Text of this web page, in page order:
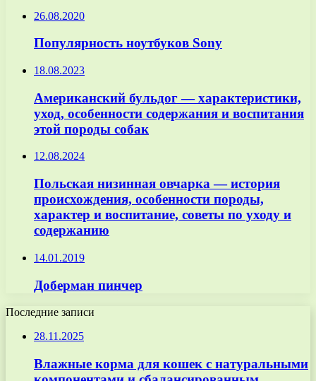
26.08.2020
Популярность ноутбуков Sony
18.08.2023
Американский бульдог — характеристики,
уход, особенности содержания и воспитания
этой породы собак
12.08.2024
Польская низинная овчарка — история
происхождения, особенности породы,
характер и воспитание, советы по уходу и
содержанию
14.01.2019
Доберман пинчер
Последние записи
28.11.2025
Влажные корма для кошек с натуральными